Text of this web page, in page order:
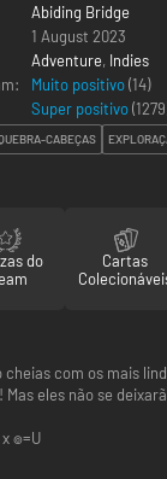
Abiding Bridge
1 August 2023
Adventure, Indies
Muito positivo(14)
Super positivo(1279
CABEÇAS
do
Cartas
com os mais
Mas eles não se
๏=U